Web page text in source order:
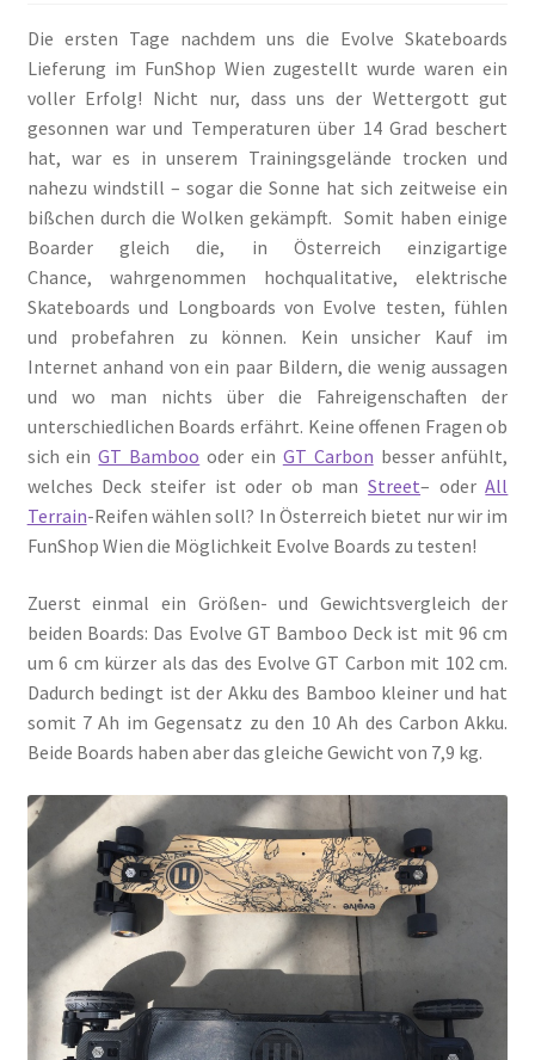
Die ersten Tage nachdem uns die Evolve Skateboards
Lieferung im FunShop Wien zugestellt wurde waren ein
voller Erfolg! Nicht nur, dass uns der Wettergott gut
gesonnen war und Temperaturen über 14 Grad beschert
hat, war es in unserem Trainingsgelände trocken und
nahezu windstill – sogar die Sonne hat sich zeitweise ein
bißchen durch die Wolken gekämpft. Somit haben einige
Boarder gleich die, in Österreich einzigartige
Chance, wahrgenommen hochqualitative, elektrische
Skateboards und Longboards von Evolve testen, fühlen
und probefahren zu können. Kein unsicher Kauf im
Internet anhand von ein paar Bildern, die wenig aussagen
und wo man nichts über die Fahreigenschaften der
unterschiedlichen Boards erfährt. Keine offenen Fragen ob
sich einGT Bamboo oder ein GT Carbon besser anfühlt,
welches Deck steifer ist oder ob manStreet– oderAll
Terrain-Reifen wählen soll? In Österreich bietet nur wir im
FunShop Wien die Möglichkeit Evolve Boards zu testen!
Zuerst einmal ein Größen- und Gewichtsvergleich der
beiden Boards: Das Evolve GT Bamboo Deck ist mit 96 cm
um 6 cm kürzer als das des Evolve GT Carbon mit 102 cm.
Dadurch bedingt ist der Akku des Bamboo kleiner und hat
somit 7 Ah im Gegensatz zu den 10 Ah des Carbon Akku.
Beide Boards haben aber das gleiche Gewicht von 7,9 kg.